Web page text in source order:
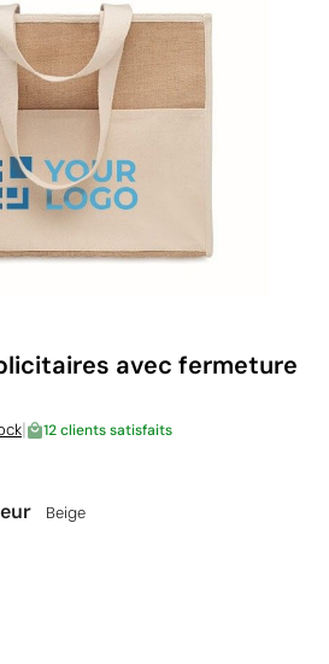
avec fermeture
| 12 clients satisfaits
Beige